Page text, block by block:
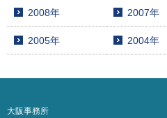
2008年 2007年
2005年 2004年
大阪事務所